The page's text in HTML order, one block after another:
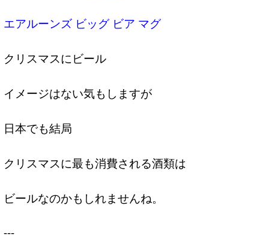
エアルーンズ ビッグ ビア マグ
クリスマスにビール
イメージはない気もしますが
日本でも結局
クリスマスに最も消費される酒類は
ビールなのかもしれませんね。
---